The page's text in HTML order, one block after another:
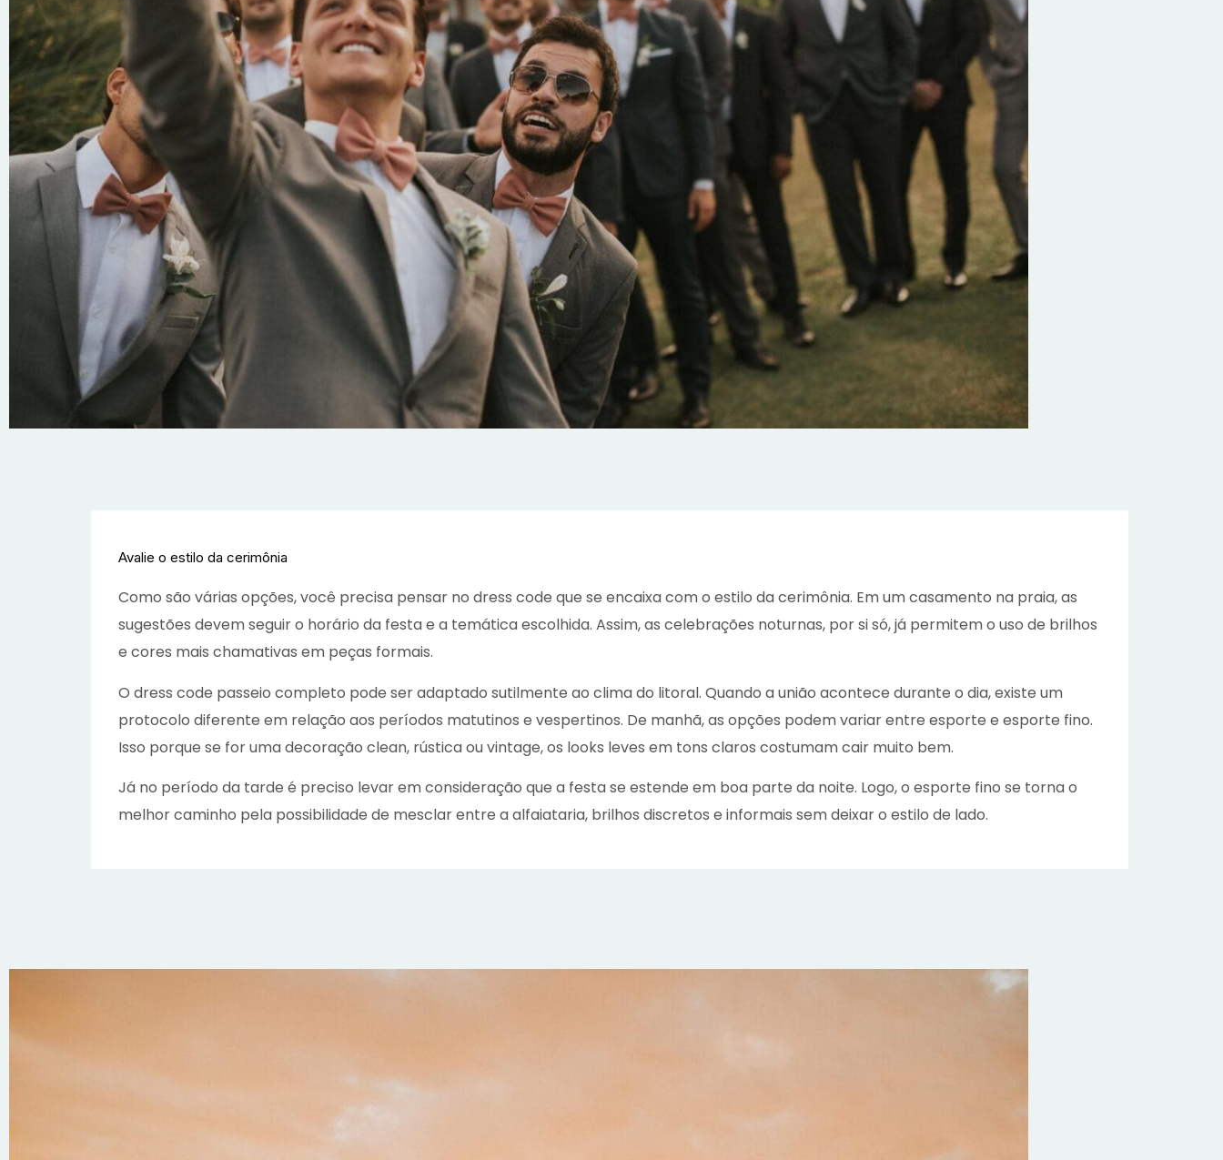
Avalie o estilo da cerimônia
Como são várias opções, você precisa pensar no dress code que se encaixa com o estilo da cerimônia. Em um casamento na praia, as
sugestões devem seguir o horário da festa e a temática escolhida. Assim, as celebrações noturnas, por si só, já permitem o uso de brilhos
e cores mais chamativas em peças formais.
O dress code passeio completo pode ser adaptado sutilmente ao clima do litoral. Quando a união acontece durante o dia, existe um
protocolo diferente em relação aos períodos matutinos e vespertinos. De manhã, as opções podem variar entre esporte e esporte fino.
Isso porque se for uma decoração clean, rústica ou vintage, os looks leves em tons claros costumam cair muito bem.
Já no período da tarde é preciso levar em consideração que a festa se estende em boa parte da noite. Logo, o esporte fino se torna o
melhor caminho pela possibilidade de mesclar entre a alfaiataria, brilhos discretos e informais sem deixar o estilo de lado.